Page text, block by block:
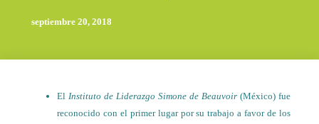
septiembre 20, 2018
El Instituto de Liderazgo Simone de Beauvoir (México) fue
reconocido con el primer lugar por su trabajo a favor de los